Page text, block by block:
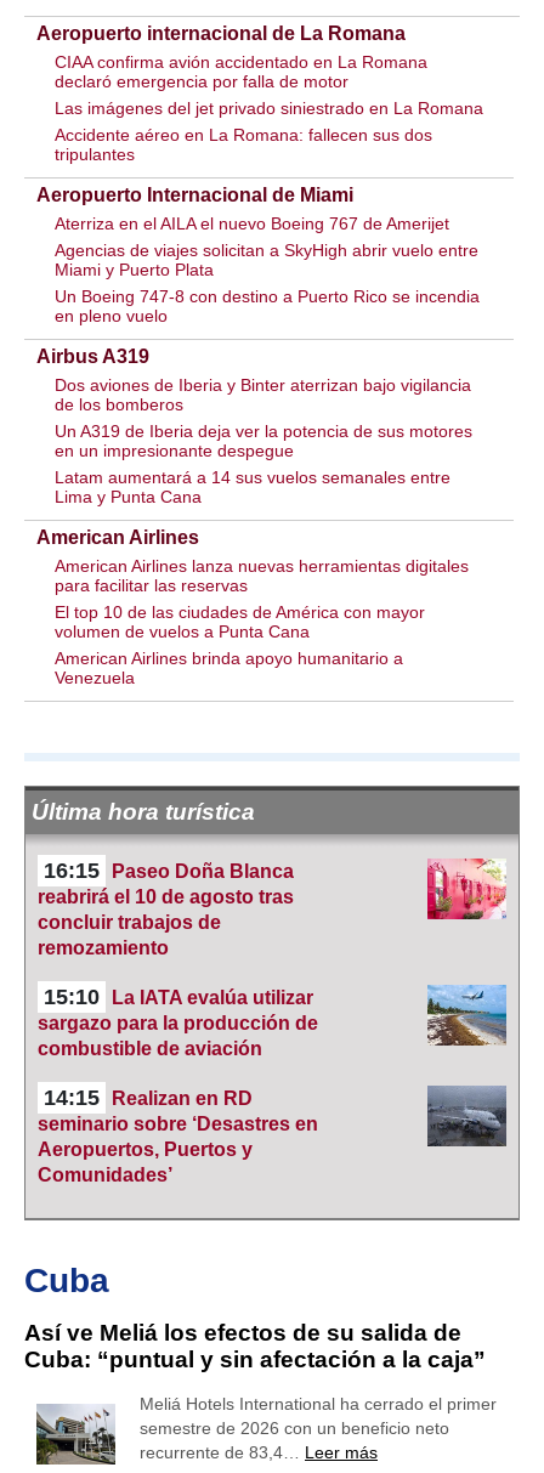
Aeropuerto internacional de La Romana
CIAA confirma avión accidentado en La Romana
declaró emergencia por falla de motor
Las imágenes del jet privado siniestrado en La Romana
Accidente aéreo en La Romana: fallecen sus dos
tripulantes
Aeropuerto Internacional de Miami
Aterriza en el AILA el nuevo Boeing 767 de Amerijet
Agencias de viajes solicitan a SkyHigh abrir vuelo entre
Miami y Puerto Plata
Un Boeing 747-8 con destino a Puerto Rico se incendia
en pleno vuelo
Airbus A319
Dos aviones de Iberia y Binter aterrizan bajo vigilancia
de los bomberos
Un A319 de Iberia deja ver la potencia de sus motores
en un impresionante despegue
Latam aumentará a 14 sus vuelos semanales entre
Lima y Punta Cana
American Airlines
American Airlines lanza nuevas herramientas digitales
para facilitar las reservas
El top 10 de las ciudades de América con mayor
volumen de vuelos a Punta Cana
American Airlines brinda apoyo humanitario a
Venezuela
Última hora turística
16:15
Paseo Doña Blanca
reabrirá el 10 de agosto tras
concluir trabajos de
remozamiento
15:10
La IATA evalúa utilizar
sargazo para la producción de
combustible de aviación
14:15
Realizan en RD
seminario sobre ‘Desastres en
Aeropuertos, Puertos y
Comunidades’
Cuba
Así ve Meliá los efectos de su salida de
Cuba: “puntual y sin afectación a la caja”
Meliá Hotels International ha cerrado el primer
semestre de 2026 con un beneficio neto
recurrente de 83,4… Leer más